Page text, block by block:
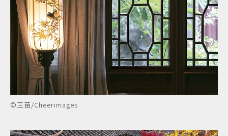
©王苗/Cheerimages